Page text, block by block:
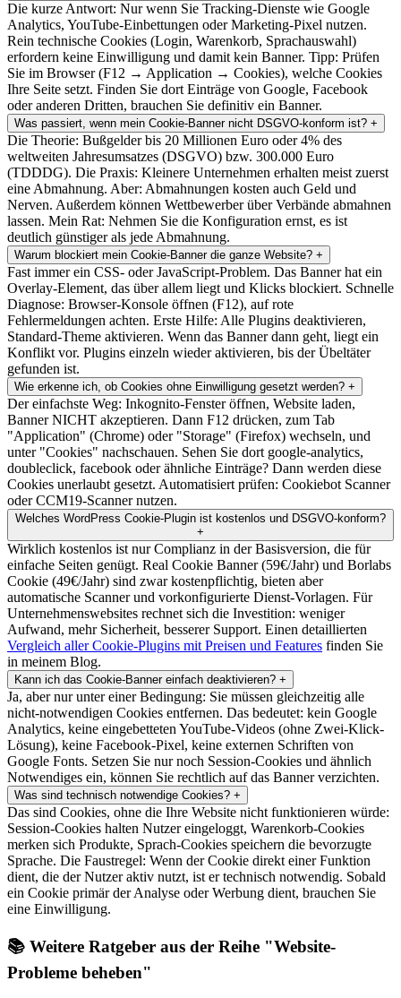
Die kurze Antwort: Nur wenn Sie Tracking-Dienste wie Google
Analytics, YouTube-Einbettungen oder Marketing-Pixel nutzen.
Rein technische Cookies (Login, Warenkorb, Sprachauswahl)
erfordern keine Einwilligung und damit kein Banner. Tipp: Prüfen
Sie im Browser (F12 → Application → Cookies), welche Cookies
Ihre Seite setzt. Finden Sie dort Einträge von Google, Facebook
oder anderen Dritten, brauchen Sie definitiv ein Banner.
Was passiert, wenn mein Cookie-Banner nicht DSGVO-konform ist? +
Die Theorie: Bußgelder bis 20 Millionen Euro oder 4% des
weltweiten Jahresumsatzes (DSGVO) bzw. 300.000 Euro
(TDDDG). Die Praxis: Kleinere Unternehmen erhalten meist zuerst
eine Abmahnung. Aber: Abmahnungen kosten auch Geld und
Nerven. Außerdem können Wettbewerber über Verbände abmahnen
lassen. Mein Rat: Nehmen Sie die Konfiguration ernst, es ist
deutlich günstiger als jede Abmahnung.
Warum blockiert mein Cookie-Banner die ganze Website? +
Fast immer ein CSS- oder JavaScript-Problem. Das Banner hat ein
Overlay-Element, das über allem liegt und Klicks blockiert. Schnelle
Diagnose: Browser-Konsole öffnen (F12), auf rote
Fehlermeldungen achten. Erste Hilfe: Alle Plugins deaktivieren,
Standard-Theme aktivieren. Wenn das Banner dann geht, liegt ein
Konflikt vor. Plugins einzeln wieder aktivieren, bis der Übeltäter
gefunden ist.
Wie erkenne ich, ob Cookies ohne Einwilligung gesetzt werden? +
Der einfachste Weg: Inkognito-Fenster öffnen, Website laden,
Banner NICHT akzeptieren. Dann F12 drücken, zum Tab
"Application" (Chrome) oder "Storage" (Firefox) wechseln, und
unter "Cookies" nachschauen. Sehen Sie dort google-analytics,
doubleclick, facebook oder ähnliche Einträge? Dann werden diese
Cookies unerlaubt gesetzt. Automatisiert prüfen: Cookiebot Scanner
oder CCM19-Scanner nutzen.
Welches WordPress Cookie-Plugin ist kostenlos und DSGVO-konform?
+
Wirklich kostenlos ist nur Complianz in der Basisversion, die für
einfache Seiten genügt. Real Cookie Banner (59€/Jahr) und Borlabs
Cookie (49€/Jahr) sind zwar kostenpflichtig, bieten aber
automatische Scanner und vorkonfigurierte Dienst-Vorlagen. Für
Unternehmenswebsites rechnet sich die Investition: weniger
Aufwand, mehr Sicherheit, besserer Support. Einen detaillierten
Vergleich aller Cookie-Plugins mit Preisen und Features finden Sie
in meinem Blog.
Kann ich das Cookie-Banner einfach deaktivieren? +
Ja, aber nur unter einer Bedingung: Sie müssen gleichzeitig alle
nicht-notwendigen Cookies entfernen. Das bedeutet: kein Google
Analytics, keine eingebetteten YouTube-Videos (ohne Zwei-Klick-
Lösung), keine Facebook-Pixel, keine externen Schriften von
Google Fonts. Setzen Sie nur noch Session-Cookies und ähnlich
Notwendiges ein, können Sie rechtlich auf das Banner verzichten.
Was sind technisch notwendige Cookies? +
Das sind Cookies, ohne die Ihre Website nicht funktionieren würde:
Session-Cookies halten Nutzer eingeloggt, Warenkorb-Cookies
merken sich Produkte, Sprach-Cookies speichern die bevorzugte
Sprache. Die Faustregel: Wenn der Cookie direkt einer Funktion
dient, die der Nutzer aktiv nutzt, ist er technisch notwendig. Sobald
ein Cookie primär der Analyse oder Werbung dient, brauchen Sie
eine Einwilligung.
📚 Weitere Ratgeber aus der Reihe "Website-
Probleme beheben"